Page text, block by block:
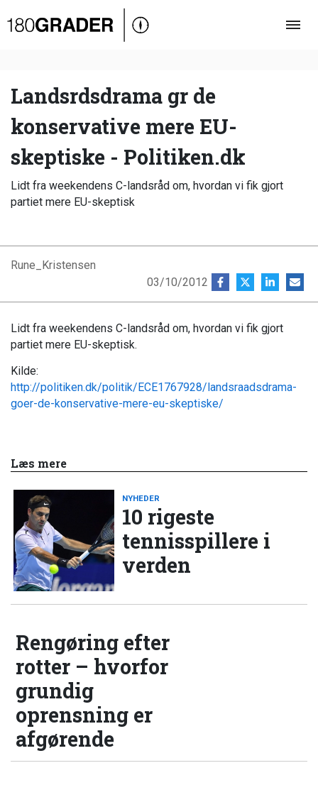
Oversigt
Debat
Video
Podcast
Landsrdsdrama gr de
konservative mere EU-
skeptiske - Politiken.dk
Lidt fra weekendens C-landsråd om, hvordan vi fik gjort
partiet mere EU-skeptisk
Rune_Kristensen
03/10/2012
Lidt fra weekendens C-landsråd om, hvordan vi fik gjort
partiet mere EU-skeptisk.
Kilde:
http://politiken.dk/politik/ECE1767928/landsraadsdrama-
goer-de-konservative-mere-eu-skeptiske/
Læs mere
NYHEDER
10 rigeste
tennisspillere i
verden
Rengøring efter
rotter – hvorfor
grundig
oprensning er
afgørende